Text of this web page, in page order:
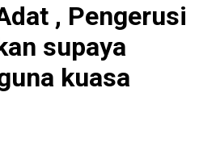
, Pengerusi
supaya
kuasa